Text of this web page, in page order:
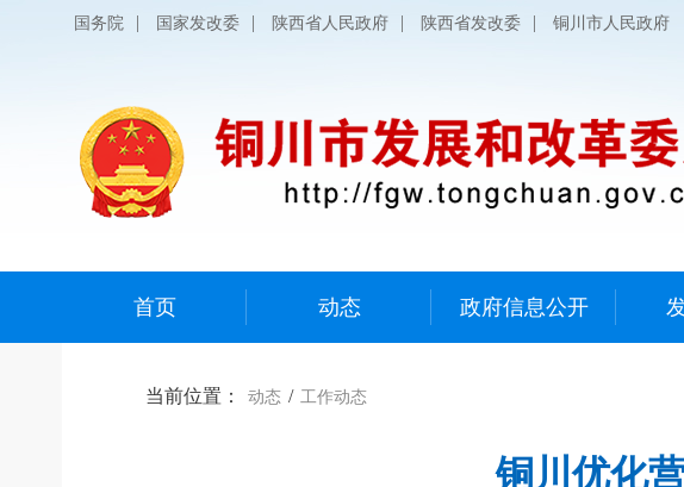
国务院 | 国家发改委 | 陕西省人民政府 | 陕西省发改委 | 铜川市人民政府
首页 动态 政府信息公开
当前位置： 动态 / 工作动态
铜川优化